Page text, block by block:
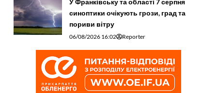
синоптики очікують грози, град та
пориви вітру
06/08/2026 16:02 Reporter